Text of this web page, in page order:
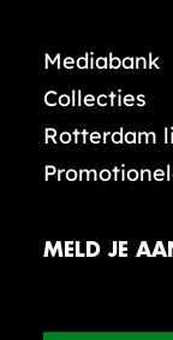
Mediabank
Collecties
Rotterdam
MELD JE